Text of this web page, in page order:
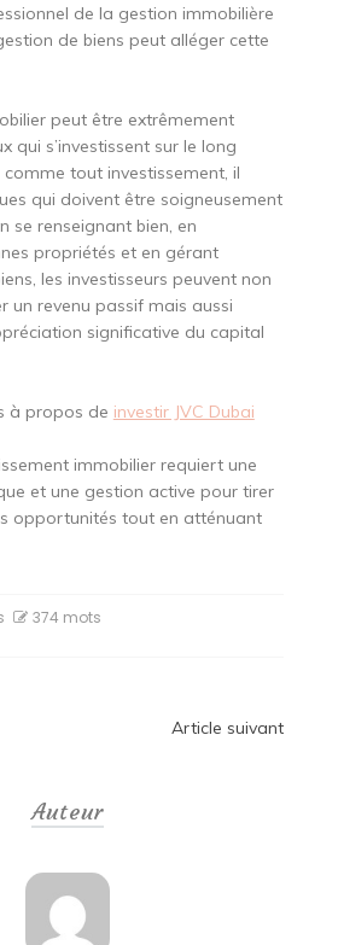
de la gestion immobilière
de biens peut alléger cette
peut être extrêmement
qui s’investissent sur le long
tout investissement, il
qui doivent être soigneusement
se renseignant bien, en
propriétés et en gérant
les investisseurs peuvent non
un revenu passif mais aussi
significative du capital
à propos de investir JVC Dubai
immobilier requiert une
et une gestion active pour tirer
opportunités tout en atténuant
374 mots
Article suivant
Auteur